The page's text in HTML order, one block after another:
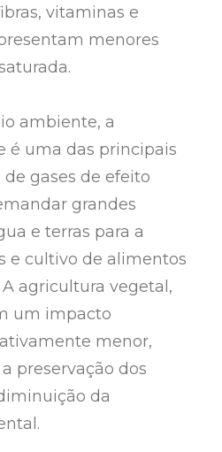
vitaminas e
menores
ambiente, a
é uma das principais
gases de efeito
grandes
e terras para a
e cultivo de alimentos
agricultura vegetal,
um impacto
menor,
preservação dos
da